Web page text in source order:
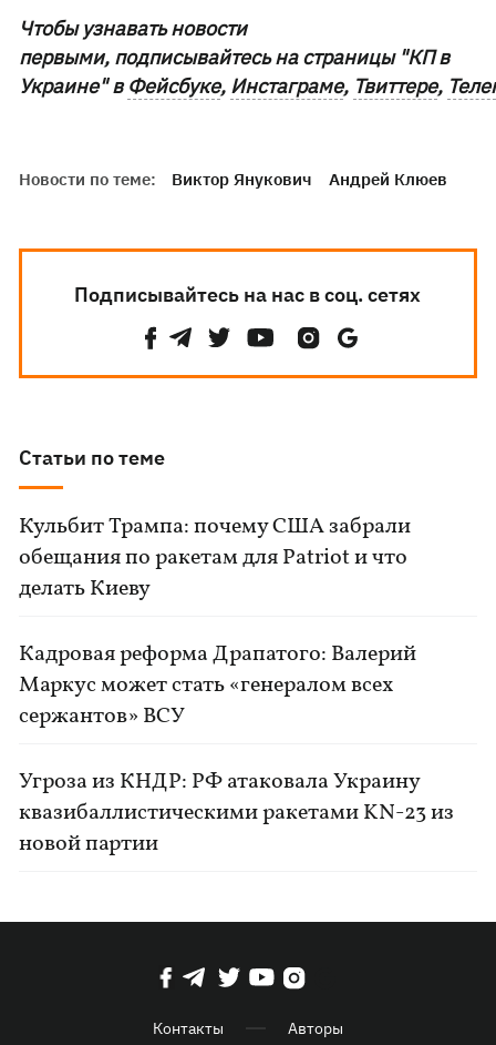
Чтобы узнавать новости
первыми, подписывайтесь на страницы "КП в
Украине" вФейсбуке, Инстаграме, Твиттере,
Новости по теме: Виктор Янукович Андрей Клюев
Подписывайтесь на нас в соц. сетях
Статьи по теме
Кульбит Трампа: почему США забрали
обещания по ракетам для Patriot и что
делать Киеву
Кадровая реформа Драпатого: Валерий
Маркус может стать «генералом всех
сержантов» ВСУ
Угроза из КНДР: РФ атаковала Украину
квазибаллистическими ракетами KN-23 из
новой партии
Контакты Авторы